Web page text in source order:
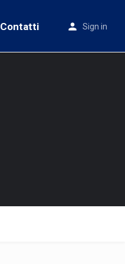
Contatti Sign in